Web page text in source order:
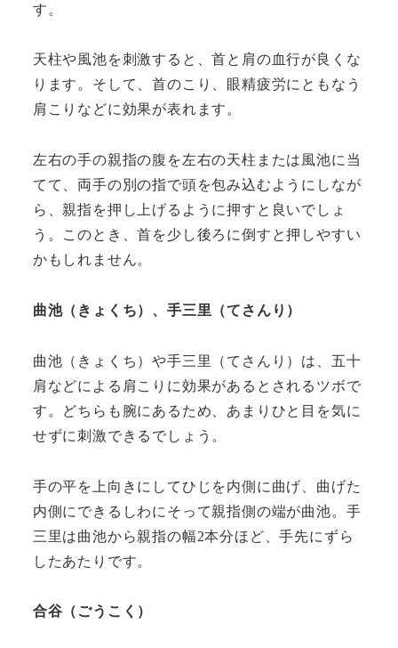
す。
天柱や風池を刺激すると、首と肩の血行が良くな
ります。そして、首のこり、眼精疲労にともなう
肩こりなどに効果が表れます。
左右の手の親指の腹を左右の天柱または風池に当
てて、両手の別の指で頭を包み込むようにしなが
ら、親指を押し上げるように押すと良いでしょ
う。このとき、首を少し後ろに倒すと押しやすい
かもしれません。
曲池（きょくち）、手三里（てさんり）
曲池（きょくち）や手三里（てさんり）は、五十
肩などによる肩こりに効果があるとされるツボで
す。どちらも腕にあるため、あまりひと目を気に
せずに刺激できるでしょう。
手の平を上向きにしてひじを内側に曲げ、曲げた
内側にできるしわにそって親指側の端が曲池。手
三里は曲池から親指の幅2本分ほど、手先にずら
したあたりです。
合谷（ごうこく）